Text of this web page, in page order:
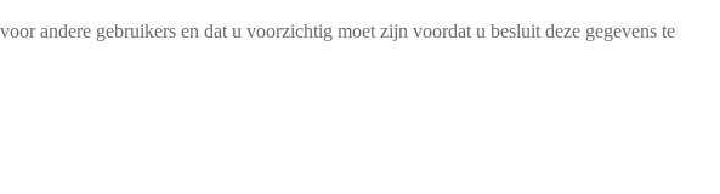
andere gebruikers en dat u voorzichtig moet zijn voordat u besluit deze gegevens te